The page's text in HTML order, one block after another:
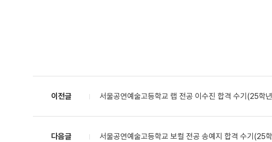
이전글 서울공연예술고등학교 랩 전공 이수진 합격 수기(25학
다음글 서울공연예술고등학교 보컬 전공 송예지 합격 수기(25